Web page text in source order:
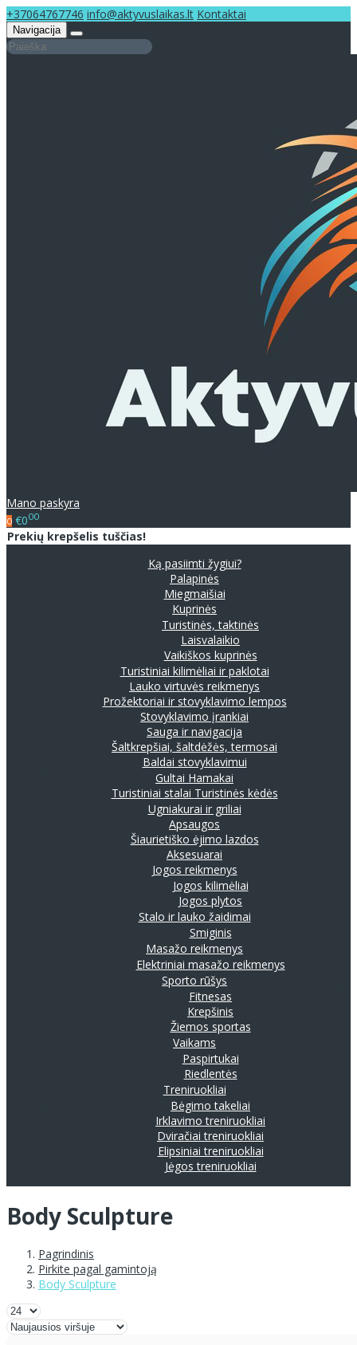
+37064767746 info@aktyvuslaikas.lt Kontaktai
Navigacija
Mano paskyra
0 €000
Prekių krepšelis tuščias!
Ką pasiimti žygiui?
Palapinės
Miegmaišiai
Kuprinės
Turistinės, taktinės
Laisvalaikio
Vaikiškos kuprinės
Turistiniai kilimėliai ir paklotai
Lauko virtuvės reikmenys
Prožektoriai ir stovyklavimo lempos
Stovyklavimo įrankiai
Sauga ir navigacija
Šaltkrepšiai, šaltdėžės, termosai
Baldai stovyklavimui
Gultai Hamakai
Turistiniai stalai Turistinės kėdės
Ugniakurai ir griliai
Apsaugos
Šiaurietiško ėjimo lazdos
Aksesuarai
Jogos reikmenys
Jogos kilimėliai
Jogos plytos
Stalo ir lauko žaidimai
Smiginis
Masažo reikmenys
Elektriniai masažo reikmenys
Sporto rūšys
Fitnesas
Krepšinis
Žiemos sportas
Vaikams
Paspirtukai
Riedlentės
Treniruokliai
Bėgimo takeliai
Irklavimo treniruokliai
Dviračiai treniruokliai
Elipsiniai treniruokliai
Jėgos treniruokliai
Body Sculpture
Pagrindinis
Pirkite pagal gamintoją
Body Sculpture